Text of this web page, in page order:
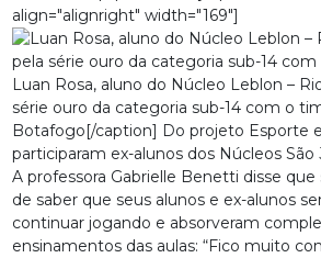
align="alignright" width="169"]
Luan Rosa, aluno do Núcleo Leblon –
série ouro da categoria sub-14 com o
Botafogo[/caption] Do projeto Esporte
participaram ex-alunos dos Núcleos São
A professora Gabrielle Benetti disse
de saber que seus alunos e ex-alunos
continuar jogando e absorveram
ensinamentos das aulas: “Fico muito